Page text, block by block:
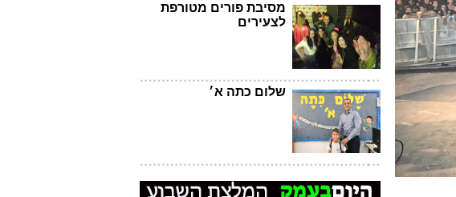
מסיבת פורים מטורפת
לצעירים
שלום כתה א׳